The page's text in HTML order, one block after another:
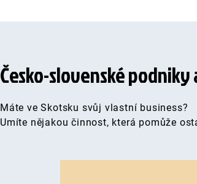
Česko-slovenské
Máte ve Skotsku svůj vlastní business?
Umíte nějakou činnost, která pomůže